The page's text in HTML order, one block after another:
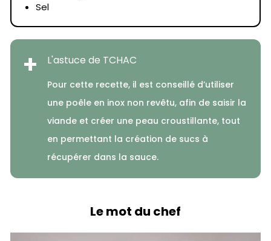
Sel
+ L'astuce de TCHAC
Pour cette recette, il est conseillé d’utiliser
une poêle en inox non revêtu, afin de saisir la
viande et créer une peau croustillante, tout
en permettant la création de sucs à
récupérer dans la sauce.
Le mot du chef